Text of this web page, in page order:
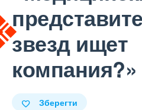
звезд ищет
компания?»
Зберегти